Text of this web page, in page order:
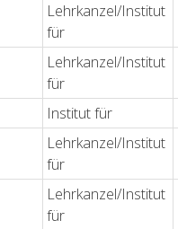
Lehrkanzel/Institut
für
Lehrkanzel/Institut
für
Institut für
Lehrkanzel/Institut
für
Lehrkanzel/Institut
für